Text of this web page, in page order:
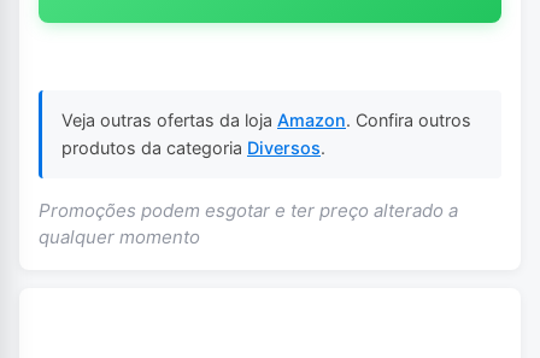
Veja outras ofertas da loja Amazon. Confira outros
produtos da categoria Diversos.
Promoções podem esgotar e ter preço alterado a
qualquer momento